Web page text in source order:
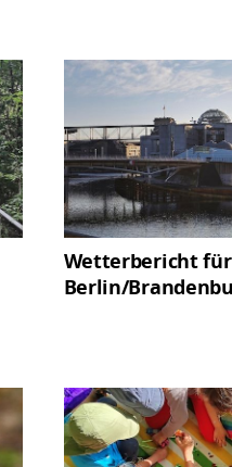
Wetterbericht für
Berlin/